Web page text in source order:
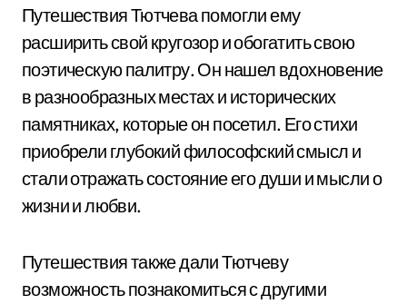
Путешествия Тютчева помогли ему
расширить свой кругозор и обогатить свою
поэтическую палитру. Он нашел вдохновение
в разнообразных местах и исторических
памятниках, которые он посетил. Его стихи
приобрели глубокий философский смысл и
стали отражать состояние его души и мысли о
жизни и любви.
Путешествия также дали Тютчеву
возможность познакомиться с другими